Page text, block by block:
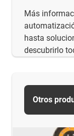
Más
hasta
descubrirlo
Otros